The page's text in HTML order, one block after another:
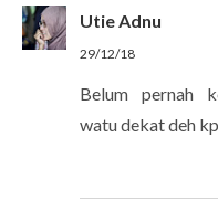
Utie Adnu
29/12/18
Belum pernah
watu dekat deh